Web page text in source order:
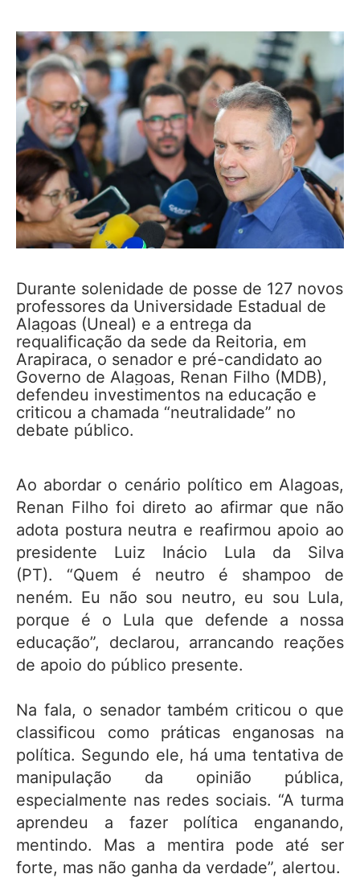
Durante solenidade de posse de 127 novos
professores da Universidade Estadual de
Alagoas (Uneal) e a entrega da
requalificação da sede da Reitoria, em
Arapiraca, o senador e pré-candidato ao
Governo de Alagoas, Renan Filho (MDB),
defendeu investimentos na educação e
criticou a chamada “neutralidade” no
debate público.
Ao abordar o cenário político em Alagoas,
Renan Filho foi direto ao afirmar que não
adota postura neutra e reafirmou apoio ao
presidente Luiz Inácio Lula da Silva
(PT). “Quem é neutro é shampoo de
neném. Eu não sou neutro, eu sou Lula,
porque é o Lula que defende a nossa
educação”, declarou, arrancando reações
de apoio do público presente.
Na fala, o senador também criticou o que
classificou como práticas enganosas na
política. Segundo ele, há uma tentativa de
manipulação da opinião pública,
especialmente nas redes sociais. “A turma
aprendeu a fazer política enganando,
mentindo. Mas a mentira pode até ser
forte, mas não ganha da verdade”, alertou.